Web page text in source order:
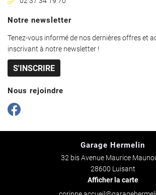
Contact
Notre newsletter
Tenez-vous informé de nos dernières offres et
inscrivant à notre newsletter !
S'INSCRIRE
Nous rejoindre
Garage Hermelin
32 bis Avenue Maurice
28600 Luisant
Afficher la carte